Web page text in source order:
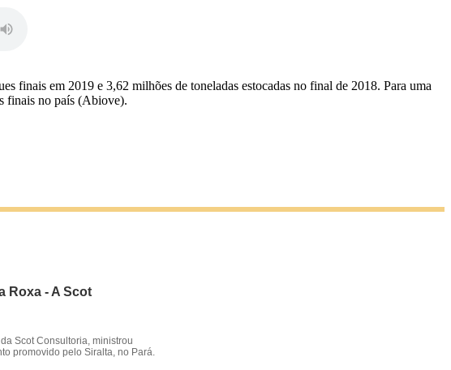
finais em 2019 e 3,62 milhões de toneladas estocadas no final de 2018. Para uma
finais no país (Abiove).
Roxa - A Scot
Scot Consultoria, ministrou
promovido pelo Siralta, no Pará.